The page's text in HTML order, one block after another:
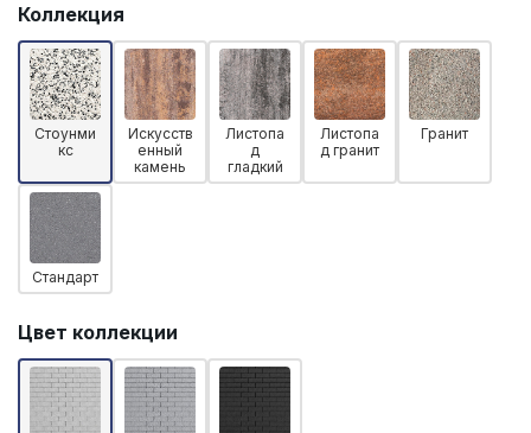
Коллекция
Стоунми
кс
Искусств
енный
камень
Листопа
д
гладкий
Листопа
д гранит
Гранит
Стандарт
Цвет коллекции